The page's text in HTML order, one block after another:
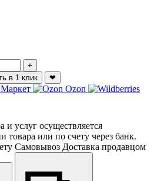
+
в 1 клик ❤
Ozon
и услуг осуществляется
или по счету через банк.
Самовывоз Доставка продавцом